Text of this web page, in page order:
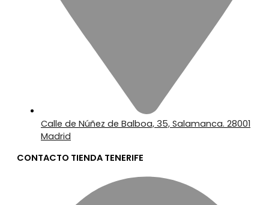
Calle de Núñez de Balboa, 35, Salamanca. 28001
Madrid
CONTACTO TIENDA TENERIFE